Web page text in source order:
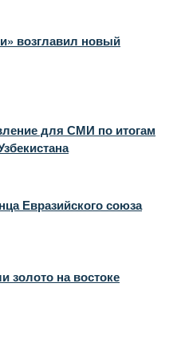
возглавил новый
для СМИ по итогам
Евразийского союза
золото на востоке